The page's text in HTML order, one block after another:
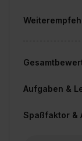
Aufgaben &
Spaßfaktor &